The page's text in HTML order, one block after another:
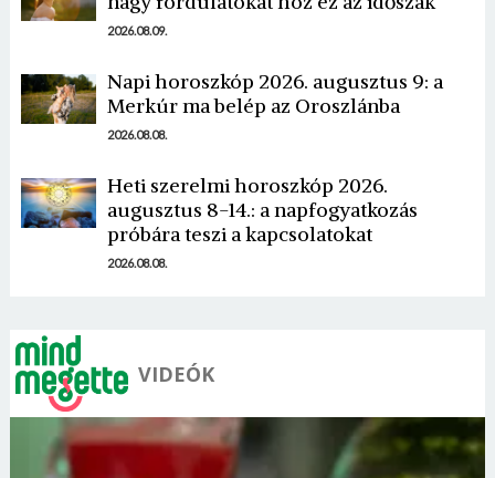
2026.08.09.
Napi horoszkóp 2026. augusztus 9: a
Merkúr ma belép az Oroszlánba
2026.08.08.
Heti szerelmi horoszkóp 2026.
augusztus 8-14.: a napfogyatkozás
próbára teszi a kapcsolatokat
2026.08.08.
VIDEÓK